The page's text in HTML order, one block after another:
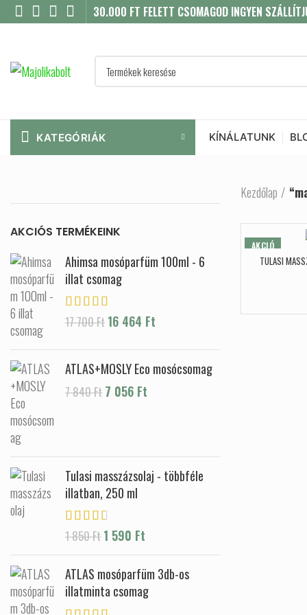
30.000 FT FELETT CSOMAGOD INGYEN
KATEGÓRIÁK KÍNÁLATUNK
AKCIÓS TERMÉKEINK
Ahimsa mosóparfüm 100ml - 6
illat csomag
17 700Ft Original price was: 17 700 Ft.
16 464 Ft
ATLAS+MOSLY Eco mosócsomag
7 840Ft Original price was: 7 840 Ft.
7 056 Ft
Tulasi masszázsolaj - többféle
illatban, 250 ml
1 850Ft 1 590 Ft
ATLAS mosóparfüm 3db-os
illatminta csomag
Kezdőlap
AKCIÓ
TULASI